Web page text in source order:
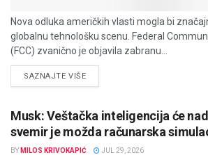
Nova odluka američkih vlasti mogla bi
globalnu tehnološku scenu. Federal
(FCC) zvanično je objavila zabranu...
SAZNAJTE VIŠEDETAILS
Musk: Veštačka inteligencija će
svemir je možda računarska
BY MILOS KRIVOKAPIĆ JUL 29, 2026